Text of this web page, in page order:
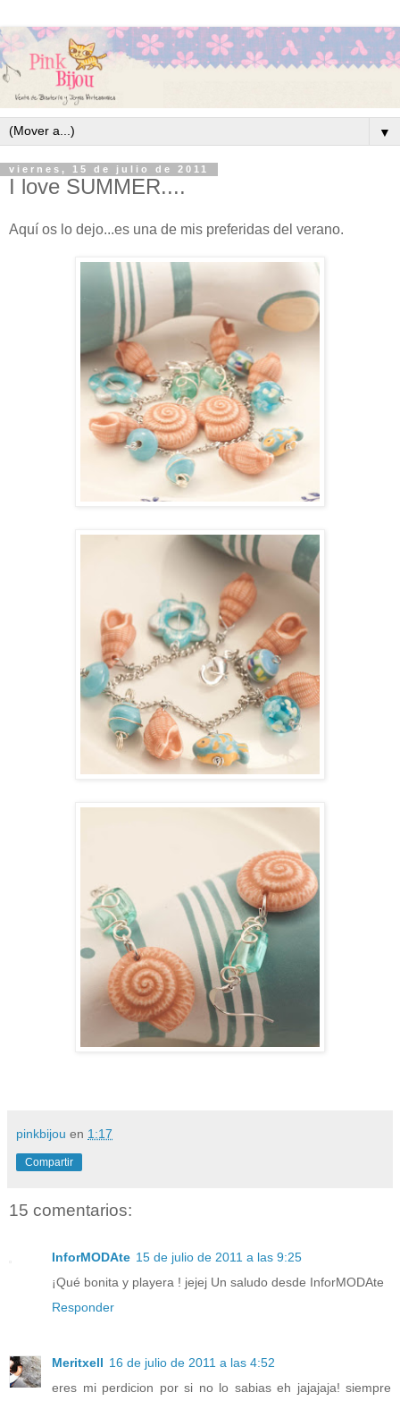
▼
viernes, 15 de julio de 2011
I love SUMMER....
Aquí os lo dejo...es una de mis preferidas del verano.
pinkbijou en 1:17
Compartir
15 comentarios:
InforMODAte 15 de julio de 2011 a las 9:25
¡Qué bonita y playera ! jejej Un saludo desde InforMODAte
Responder
Meritxell 16 de julio de 2011 a las 4:52
eres mi perdicion por si no lo sabias eh jajajaja! siempre